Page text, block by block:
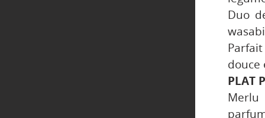
Duo
wasabi
douce
PLAT
Merlu